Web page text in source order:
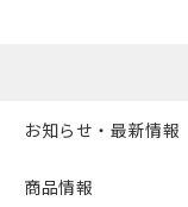
お知らせ・最新情報
商品情報